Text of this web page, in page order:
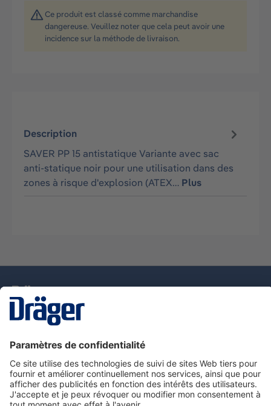
Ce produit est classé comme marchandise
dangereuse. Veuillez noter que cela peut avoir une
incidence sur la méthode de livraison.
Description
SAVER PP 15 antistatique Variante avec sac
anti-statique noir pour une utilisation dans des
zones à risque d'explosion (ATEX… Plus
Nous contacter
Service de e-commande Dräger
Informations sur les produits